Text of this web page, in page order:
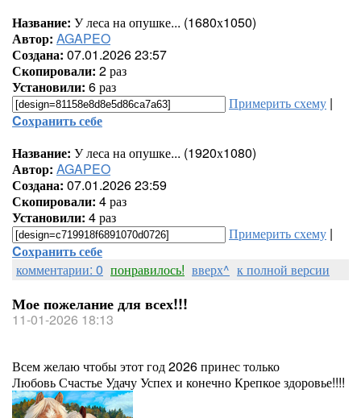
Название: У леса на опушке... (1680х1050)
Автор: AGAPEO
Создана: 07.01.2026 23:57
Скопировали: 2 раз
Установили: 6 раз
Примерить схему |
Cохранить себе
Название: У леса на опушке... (1920х1080)
Автор: AGAPEO
Создана: 07.01.2026 23:59
Скопировали: 4 раз
Установили: 4 раз
Примерить схему |
Cохранить себе
комментарии: 0 понравилось! вверх^ к полной версии
Мое пожелание для всех!!!
11-01-2026 18:13
Всем желаю чтобы этот год 2026 принес только
Любовь Счастье Удачу Успех и конечно Крепкое здоровье!!!!